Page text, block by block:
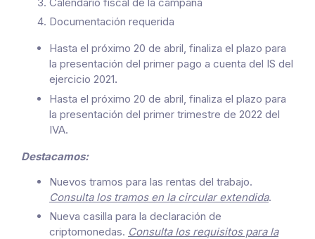
Documentación requerida
Hasta el próximo 20 de abril, finaliza el plazo para
la presentación del primer pago a cuenta del IS del
ejercicio 2021.
Hasta el próximo 20 de abril, finaliza el plazo para
la presentación del primer trimestre de 2022 del
IVA.
Destacamos:
Nuevos tramos para las rentas del trabajo.
Consulta los tramos en la circular extendida.
Nueva casilla para la declaración de
criptomonedas. Consulta los requisitos para la